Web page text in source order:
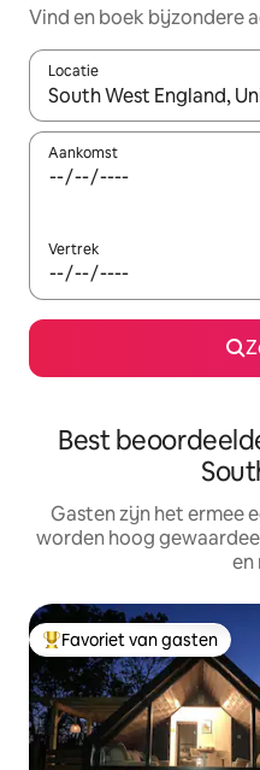
Vind en boek bijzondere
Locatie
Wanneer er suggesties
Aankomst
Vertrek
Best
Gasten zijn het ermee
worden hoog
en
Topfavoriet van gasten
Favoriet van gasten